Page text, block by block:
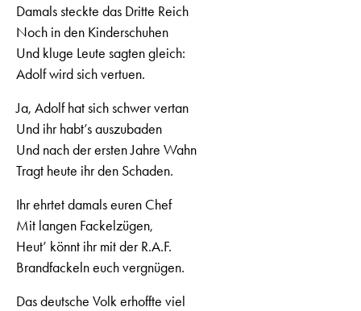
Damals steckte das Dritte Reich
Noch in den Kinderschuhen
Und kluge Leute sagten gleich:
Adolf wird sich vertuen.
Ja, Adolf hat sich schwer vertan
Und ihr habt’s auszubaden
Und nach der ersten Jahre Wahn
Tragt heute ihr den Schaden.
Ihr ehrtet damals euren Chef
Mit langen Fackelzügen,
Heut’ könnt ihr mit der R.A.F.
Brandfackeln euch vergnügen.
Das deutsche Volk erhoffte viel